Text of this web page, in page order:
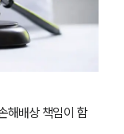
해배상 책임이 함